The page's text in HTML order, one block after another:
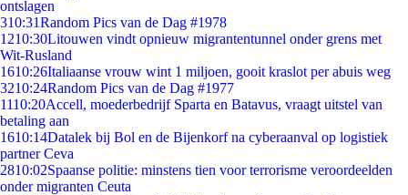
ontslagen
310:31Random Pics van de Dag #1978
1210:30Litouwen vindt opnieuw migrantentunnel onder grens met
Wit-Rusland
1610:26Italiaanse vrouw wint 1 miljoen, gooit kraslot per abuis weg
3210:24Random Pics van de Dag #1977
1110:20Accell, moederbedrijf Sparta en Batavus, vraagt uitstel van
betaling aan
1610:14Datalek bij Bol en de Bijenkorf na cyberaanval op logistiek
partner Ceva
2810:02Spaanse politie: minstens tien voor terrorisme veroordeelden
onder migranten Ceuta